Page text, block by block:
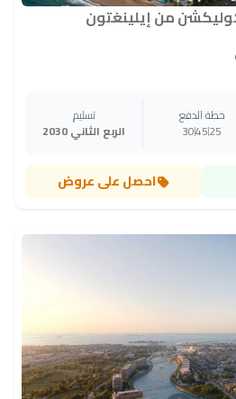
من إيلينغتون
خطة الدفع
25
45
30
تسليم
الربع الثاني 2030
احصل على عروض